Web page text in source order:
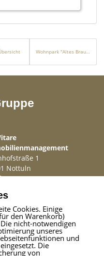
Wohnpark "Altes Brauereigelände Wittenburg" TOP Investment
1
Nottuln
02509 99 49 871
|Datenschutz
Cookies. Einige
den Warenkorb)
nicht-notwendigen
unseres
und
Die
von